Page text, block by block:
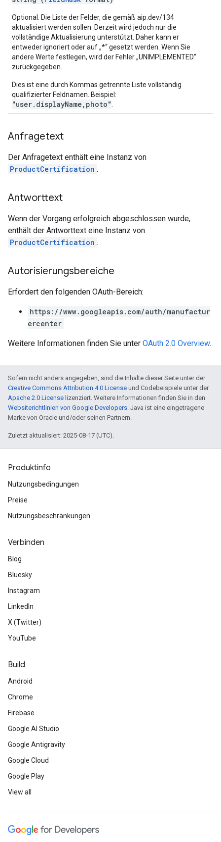
Optional. Die Liste der Felder, die gemäß aip.dev/134
aktualisiert werden sollen. Derzeit wird jedoch nur die
vollständige Aktualisierung unterstützt. Daher kann er
entweder ignoriert oder auf „*“ gesetzt werden. Wenn Sie
andere Werte festlegen, wird der Fehler „UNIMPLEMENTED“
zurückgegeben.
Dies ist eine durch Kommas getrennte Liste vollständig
qualifizierter Feldnamen. Beispiel:
"user.displayName,photo"
Anfragetext
Der Anfragetext enthält eine Instanz von
ProductCertification .
Antworttext
Wenn der Vorgang erfolgreich abgeschlossen wurde,
enthält der Antworttext eine Instanz von
ProductCertification .
Autorisierungsbereiche
Erfordert den folgenden OAuth-Bereich:
https://www.googleapis.com/auth/manufactur
ercenter
Weitere Informationen finden Sie unter OAuth 2.0 Overview.
Sofern nicht anders angegeben, sind die Inhalte dieser Seite unter der
Creative Commons Attribution 4.0 License und Codebeispiele unter der
Apache 2.0 License lizenziert. Weitere Informationen finden Sie in den
Websiterichtlinien von Google Developers. Java ist eine eingetragene
Marke von Oracle und/oder seinen Partnern.
Zuletzt aktualisiert: 2025-08-17 (UTC).
Produktinfo
Nutzungsbedingungen
Preise
Nutzungsbeschränkungen
Verbinden
Blog
Bluesky
Instagram
LinkedIn
X (Twitter)
YouTube
Build
Android
Chrome
Firebase
Google AI Studio
Google Antigravity
Google Cloud
Google Play
View all